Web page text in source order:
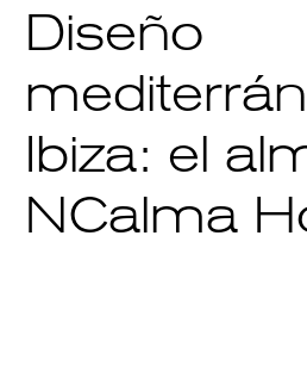
Diseño
Ibiza: el
NCalma